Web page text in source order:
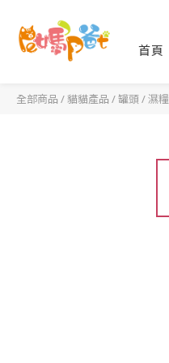
首頁
全部商品 /貓貓產品 /罐頭 / 濕糧